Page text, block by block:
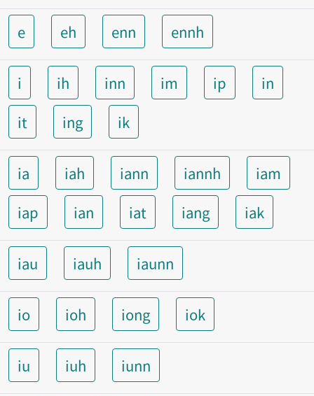
e eh enn ennh
i ih inn im ip
in
it
ing ik
ia iah iann iannh
iam
iap
ian iat iang iak
iau iauh iaunn
io ioh iong iok
iu iuh iunn